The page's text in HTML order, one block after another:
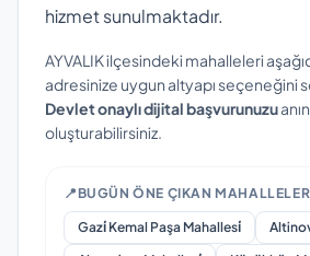
hizmet sunulmaktadır.
AYVALIK ilçesindeki mahalleleri
adresinize uygun altyapı seçeneğini
Devlet onaylı dijital başvurunuzu
oluşturabilirsiniz.
📍 BUGÜN ÖNE ÇIKAN MAHALLELER
Gazi̇ Kemal Paşa Mahallesi̇